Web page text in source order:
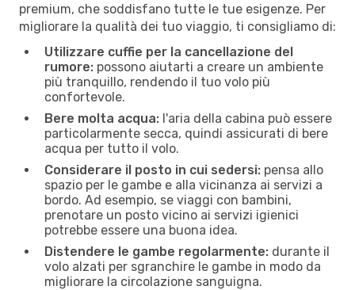
premium, che soddisfano tutte le tue esigenze. Per
migliorare la qualità dei tuo viaggio, ti consigliamo di:
Utilizzare cuffie per la cancellazione del
rumore: possono aiutarti a creare un ambiente
più tranquillo, rendendo il tuo volo più
confortevole.
Bere molta acqua: l'aria della cabina può essere
particolarmente secca, quindi assicurati di bere
acqua per tutto il volo.
Considerare il posto in cui sedersi: pensa allo
spazio per le gambe e alla vicinanza ai servizi a
bordo. Ad esempio, se viaggi con bambini,
prenotare un posto vicino ai servizi igienici
potrebbe essere una buona idea.
Distendere le gambe regolarmente: durante il
volo alzati per sgranchire le gambe in modo da
migliorare la circolazione sanguigna.